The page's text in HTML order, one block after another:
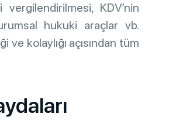
KDV’nin
hukuki araçlar vb.
kolaylığı açısından tüm